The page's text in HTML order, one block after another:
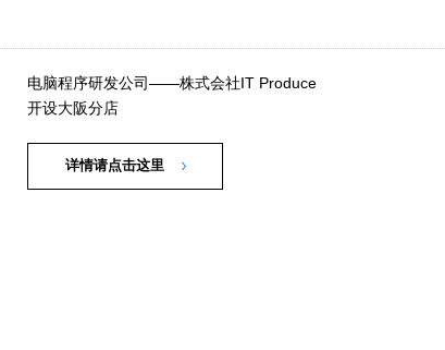
电脑程序研发公司——株式会社IT Produce
开设大阪分店
详情请点击这里